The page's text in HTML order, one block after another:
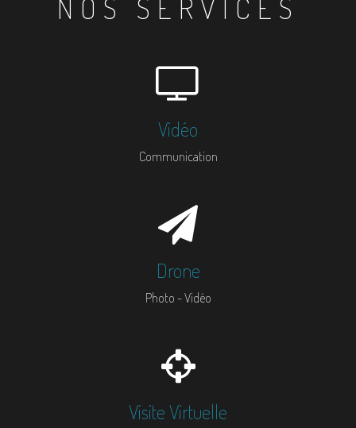
NOS SERVICES
Vidéo
Communication
Drone
Photo - Vidéo
Visite Virtuelle